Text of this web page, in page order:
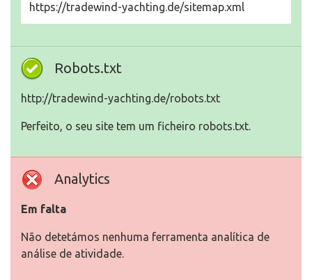
https://tradewind-yachting.de/sitemap.xml
Robots.txt
http://tradewind-yachting.de/robots.txt
Perfeito, o seu site tem um ficheiro robots.txt.
Analytics
Em falta
Não detetámos nenhuma ferramenta analítica de
análise de atividade.